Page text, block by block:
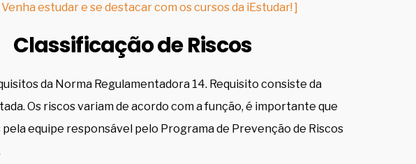
Venha estudar e se destacar com os cursos da iEstudar! ]
Classificação de Riscos
da Norma Regulamentadora 14. Requisito consiste da
Os riscos variam de acordo com a função, é importante que
equipe responsável pelo Programa de Prevenção de Riscos